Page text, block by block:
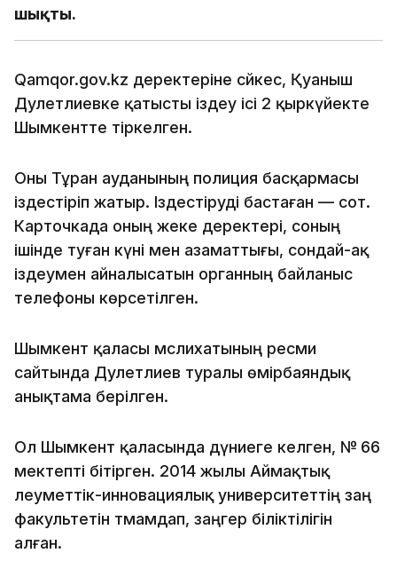
шықты.
Qamqor.gov.kz деректеріне сәйкес, Қуаныш
Дәулетәлиевке қатысты іздеу ісі 2 қыркүйекте
Шымкентте тіркелген.
Оны Тұран ауданының полиция басқармасы
іздестіріп жатыр. Іздестіруді бастаған — сот.
Карточкада оның жеке деректері, соның
ішінде туған күні мен азаматтығы, сондай-ақ
іздеумен айналысатын органның байланыс
телефоны көрсетілген.
Шымкент қаласы мәслихатының ресми
сайтында Дәулетәлиев туралы өмірбаяндық
анықтама берілген.
Ол Шымкент қаласында дүниеге келген, № 66
мектепті бітірген. 2014 жылы Аймақтық
әлеуметтік-инновациялық университеттің заң
факультетін тәмамдап, заңгер біліктілігін
алған.